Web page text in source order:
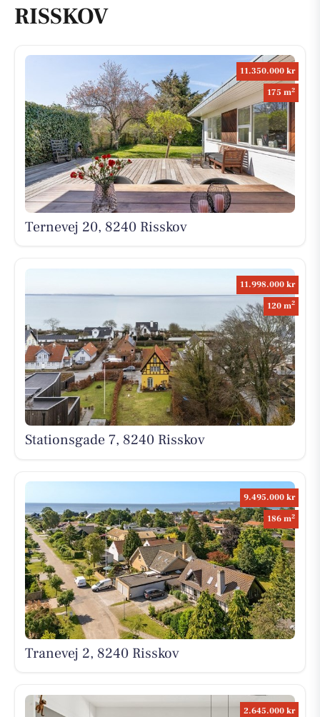
RISSKOV
11.350.000 kr
175 m2
Ternevej 20, 8240 Risskov
11.998.000 kr
120 m2
Stationsgade 7, 8240 Risskov
9.495.000 kr
186 m2
Tranevej 2, 8240 Risskov
2.645.000 kr